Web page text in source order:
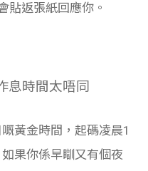
貼返張紙回應你。
息時間太唔同
黃金時間，起碼凌晨1
果你係早瞓又有個夜